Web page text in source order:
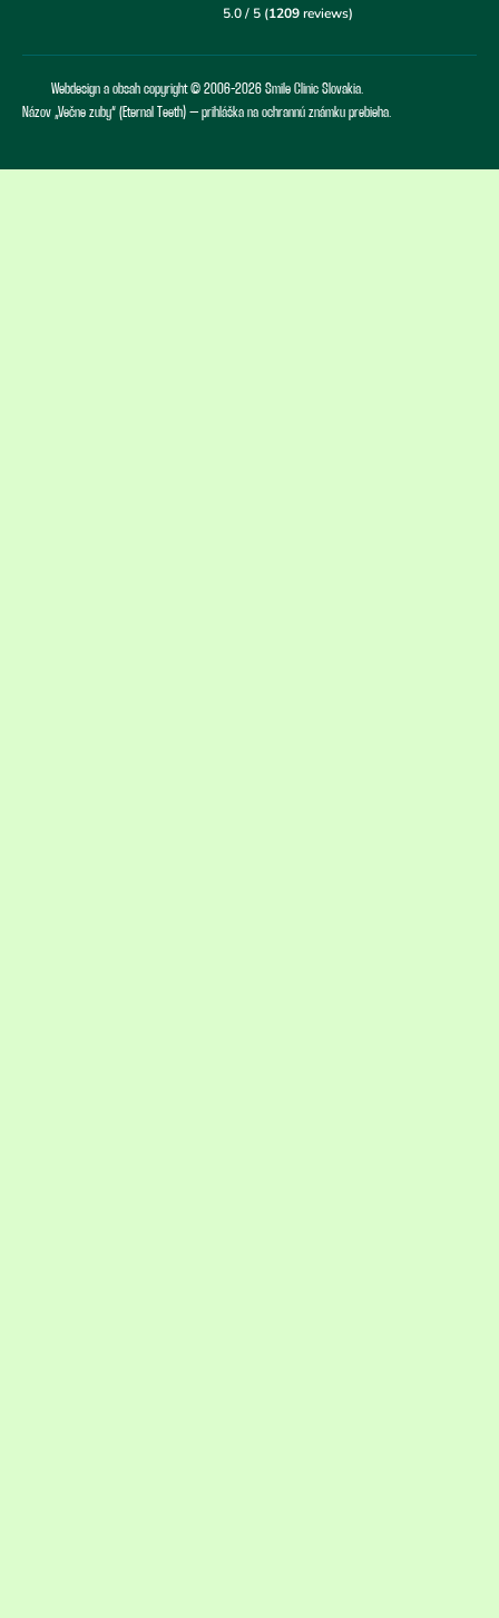
Webdesign a obsah copyright © 2006-2026 Smile Clinic Slovakia.
Názov „Večne zuby“ (Eternal Teeth) – prihláška na ochrannú známku prebieha.